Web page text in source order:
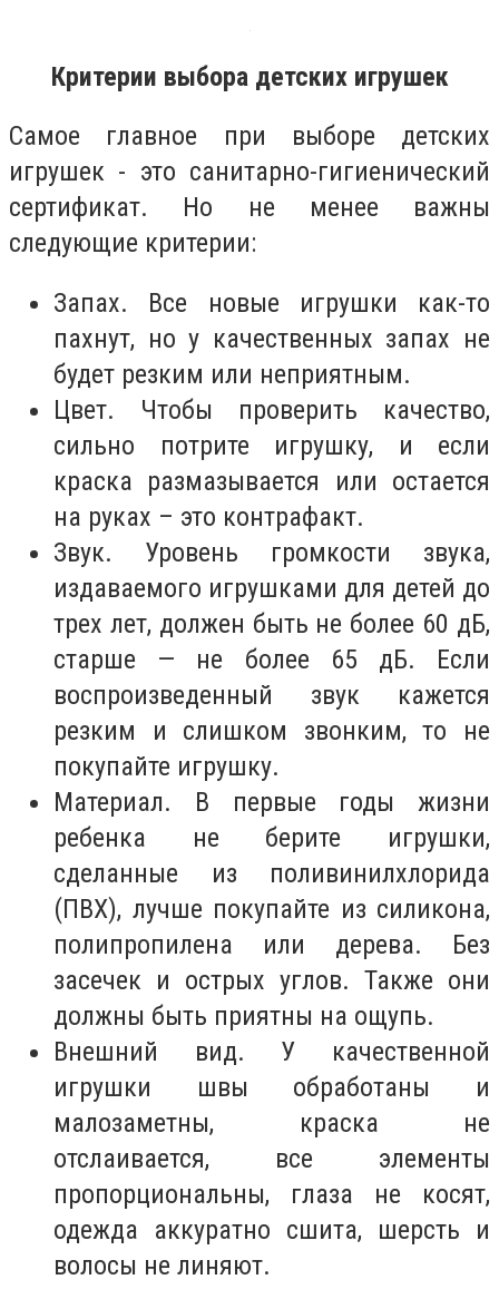
Критерии выбора детских игрушек
Самое главное при выборе детских
игрушек - это санитарно-гигиенический
сертификат. Но не менее важны
следующие критерии:
Запах. Все новые игрушки как-то
пахнут, но у качественных запах не
будет резким или неприятным.
Цвет. Чтобы проверить качество,
сильно потрите игрушку, и если
краска размазывается или остается
на руках – это контрафакт.
Звук. Уровень громкости звука,
издаваемого игрушками для детей до
трех лет, должен быть не более 60 дБ,
старше — не более 65 дБ. Если
воспроизведенный звук кажется
резким и слишком звонким, то не
покупайте игрушку.
Материал. В первые годы жизни
ребенка не берите игрушки,
сделанные из поливинилхлорида
(ПВХ), лучше покупайте из силикона,
полипропилена или дерева. Без
засечек и острых углов. Также они
должны быть приятны на ощупь.
Внешний вид. У качественной
игрушки швы обработаны и
малозаметны, краска не
отслаивается, все элементы
пропорциональны, глаза не косят,
одежда аккуратно сшита, шерсть и
волосы не линяют.